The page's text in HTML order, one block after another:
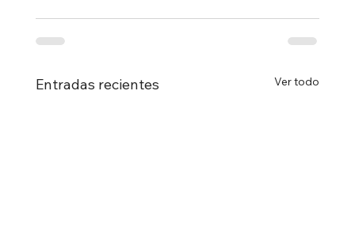
Entradas recientes Ver todo